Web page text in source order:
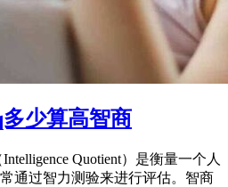
少算高智商
Quotient）是衡量一个人
通过智力测验来进行评估。智商